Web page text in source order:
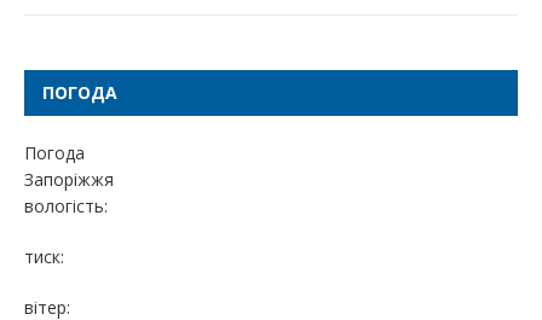
ПОГОДА
Погода
Запоріжжя
вологість:
тиск:
вітер: